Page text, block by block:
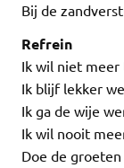
Bij de
Refrein
Ik wil niet meer
Ik blijf lekker
Ik ga de wije
Ik wil nooit
Doe de